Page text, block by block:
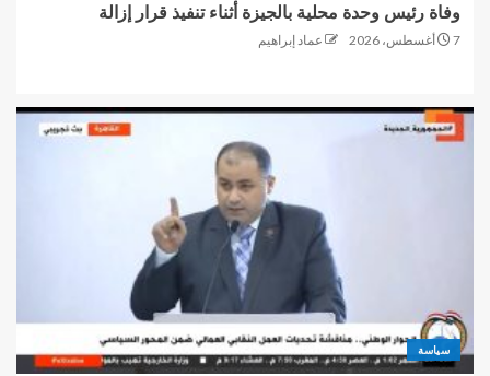
وفاة رئيس وحدة محلية بالجيزة أثناء تنفيذ قرار إزالة
7 أغسطس، 2026 عماد إبراهيم
سياسة